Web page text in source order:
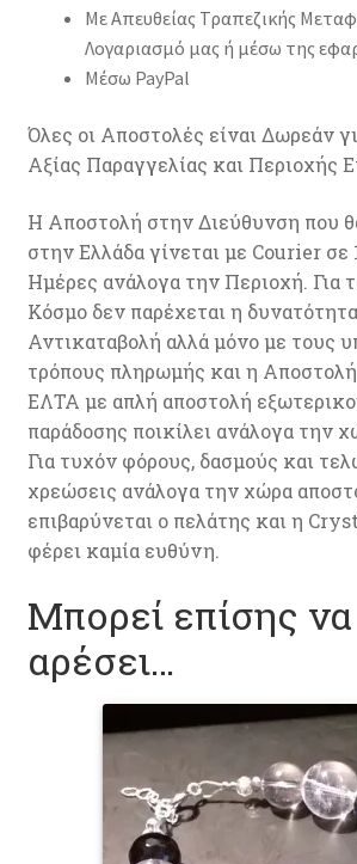
Με Απευθείας Τραπεζικής
Λογαριασμό μας ή μέσω της
Μέσω PayPal
Όλες οι Αποστολές είναι Δωρεάν
Αξίας Παραγγελίας και Περιοχής
Η Αποστολή στην Διεύθυνση που
στην Ελλάδα γίνεται με Courier σε
Ημέρες ανάλογα την Περιοχή. Για
Κόσμο δεν παρέχεται η
Αντικαταβολή αλλά μόνο με τους
τρόπους πληρωμής και η Αποστολή
ΕΛΤΑ με απλή αποστολή
παράδοσης ποικίλει ανάλογα την
Για τυχόν φόρους, δασμούς και
χρεώσεις ανάλογα την χώρα
επιβαρύνεται ο πελάτης και η
φέρει καμία ευθύνη.
Μπορεί επίσης
αρέσει…